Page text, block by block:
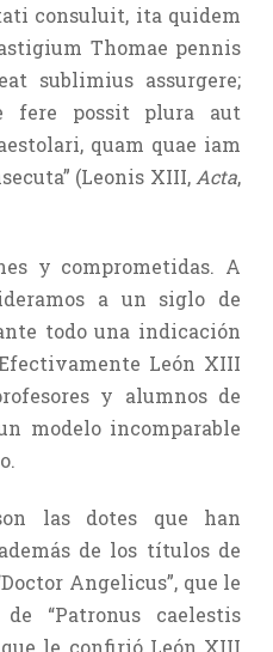
consuluit, ita quidem
Thomae pennis
sublimius assurgere;
fere possit plura aut
quam quae iam
(Leonis XIII, Acta,
y comprometidas. A
a un siglo de
todo una indicación
León XIII
y alumnos de
modelo incomparable
las dotes que han
de los títulos de
Angelicus”, que le
“Patronus caelestis
le confirió León XIII